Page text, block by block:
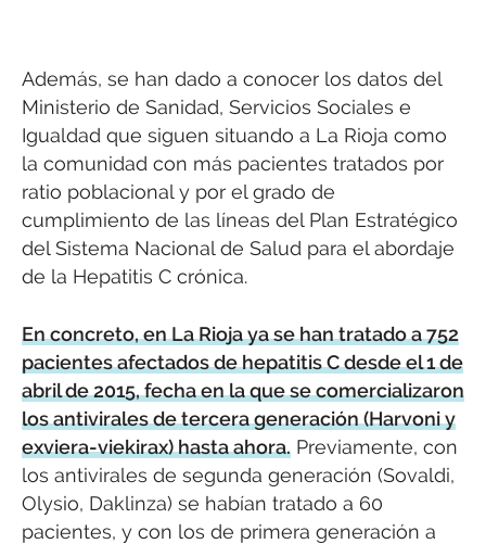
Además, se han dado a conocer los datos del
Ministerio de Sanidad, Servicios Sociales e
Igualdad que siguen situando a La Rioja como
la comunidad con más pacientes tratados por
ratio poblacional y por el grado de
cumplimiento de las líneas del Plan Estratégico
del Sistema Nacional de Salud para el abordaje
de la Hepatitis C crónica.
En concreto, en La Rioja ya se han tratado a 752
pacientes afectados de hepatitis C desde el 1 de
abril de 2015, fecha en la que se comercializaron
los antivirales de tercera generación (Harvoni y
exviera-viekirax) hasta ahora. Previamente, con
los antivirales de segunda generación (Sovaldi,
Olysio, Daklinza) se habían tratado a 60
pacientes, y con los de primera generación a